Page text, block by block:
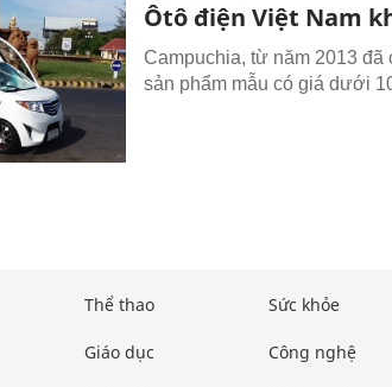
Ôtô điện Việt Nam
Campuchia, từ năm 2013 đã
sản phẩm mẫu có giá dưới
Thể thao
Giáo dục
Sức khỏe
Công nghệ